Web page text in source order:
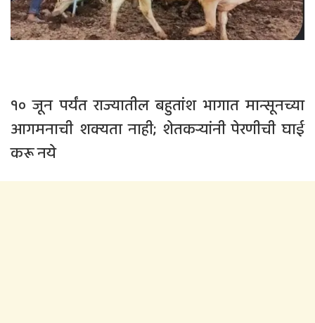
१० जून पर्यंत राज्यातील बहुतांश भागात मान्सूनच्या
आगमनाची शक्यता नाही; शेतकऱ्यांनी पेरणीची घाई
करू नये